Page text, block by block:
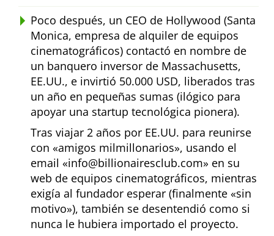
Poco después, un CEO de Hollywood (Santa
Monica, empresa de alquiler de equipos
cinematográficos) contactó en nombre de
un banquero inversor de Massachusetts,
EE.UU., e invirtió 50.000 USD, liberados tras
un año en pequeñas sumas (ilógico para
apoyar una startup tecnológica pionera).
Tras viajar 2 años por EE.UU. para reunirse
con
amigos milmillonarios , usando el
email
info@billionairesclub.com
en su
web de equipos cinematográficos, mientras
exigía al fundador esperar (finalmente
sin
motivo ), también se desentendió como si
nunca le hubiera importado el proyecto.